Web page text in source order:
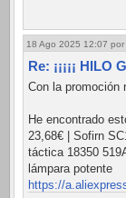
18 Ago 2025 12:07 por
Re: ¡¡¡¡¡
Con la promoción
He encontrado
23,68€ | Sofirn
táctica 18350
lámpara potente
https://